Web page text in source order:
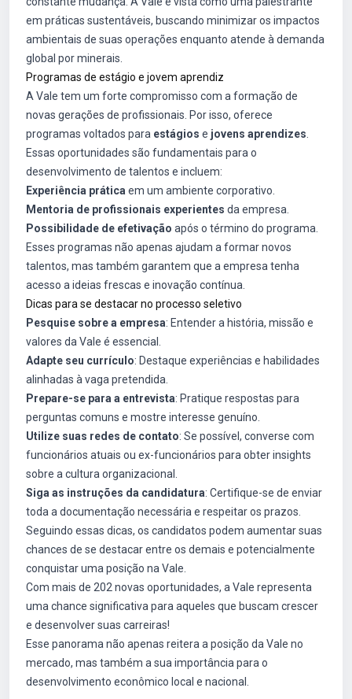
em práticas sustentáveis, buscando minimizar os impactos
ambientais de suas operações enquanto atende à demanda
global por minerais.
Programas de estágio e jovem aprendiz
A Vale tem um forte compromisso com a formação de
novas gerações de profissionais. Por isso, oferece
programas voltados para estágios e jovens aprendizes
Essas oportunidades são fundamentais para o
desenvolvimento de talentos e incluem:
Experiência prática em um ambiente corporativo.
Mentoria de profissionais experientes da empresa.
Possibilidade de efetivação após o término do programa.
Esses programas não apenas ajudam a formar novos
talentos, mas também garantem que a empresa tenha
acesso a ideias frescas e inovação contínua.
Dicas para se destacar no processo seletivo
Pesquise sobre a empresa: Entender a história, missão e
valores da Vale é essencial.
Adapte seu currículo: Destaque experiências e habilidades
alinhadas à vaga pretendida.
Prepare-se para a entrevista: Pratique respostas para
perguntas comuns e mostre interesse genuíno.
Utilize suas redes de contato: Se possível, converse com
funcionários atuais ou ex-funcionários para obter insights
sobre a cultura organizacional.
Siga as instruções da candidatura: Certifique-se de enviar
toda a documentação necessária e respeitar os prazos.
Seguindo essas dicas, os candidatos podem aumentar suas
chances de se destacar entre os demais e potencialmente
conquistar uma posição na Vale.
Com mais de 202 novas oportunidades, a Vale representa
uma chance significativa para aqueles que buscam crescer
e desenvolver suas carreiras!
Esse panorama não apenas reitera a posição da Vale no
mercado, mas também a sua importância para o
desenvolvimento econômico local e nacional.